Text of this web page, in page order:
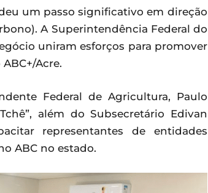
um passo significativo em direção
A Superintendência Federal do
uniram esforços para promover
Acre.
Federal de Agricultura, Paulo
além do Subsecretário Edivan
representantes de entidades
ABC no estado.